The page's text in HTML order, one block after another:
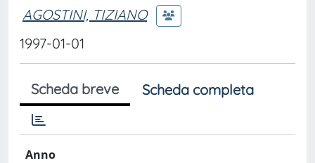
AGOSTINI, TIZIANO
1997-01-01
Scheda breve Scheda completa
Anno